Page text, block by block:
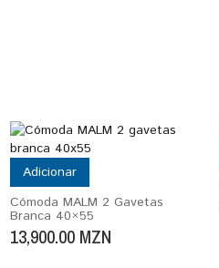
Adicionar
Cómoda MALM 2 Gavetas
Branca 40×55
13,900.00 MZN